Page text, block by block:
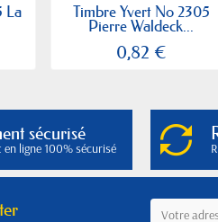
La Timbre Yvert No 2305
Pierre Waldeck...
0,82 €
sécurisé
en ligne 100% sécurisé